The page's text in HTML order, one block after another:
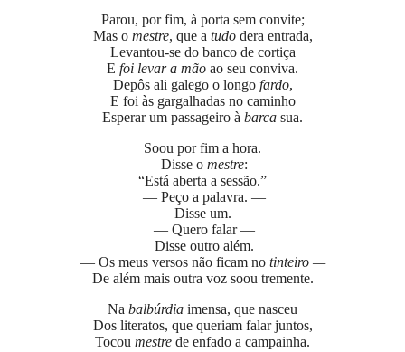
Parou, por fim, à porta sem convite;
Mas o mestre, que a tudodera entrada,
Levantou-se do banco de cortiça
E foi levar a mão ao seu conviva.
Depôs ali galego o longo fardo,
E foi às gargalhadas no caminho
Esperar um passageiro à barca sua.
Soou por fim a hora.
Disse o mestre:
“Está aberta a sessão.”
— Peço a palavra. —
Disse um.
— Quero falar —
Disse outro além.
— Os meus versos não ficam no tinteiro —
De além mais outra voz soou tremente.
Na balbúrdia imensa, que nasceu
Dos literatos, que queriam falar juntos,
Tocou mestre de enfado a campainha.